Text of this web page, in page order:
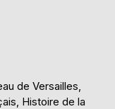
de Versailles,
Histoire de la